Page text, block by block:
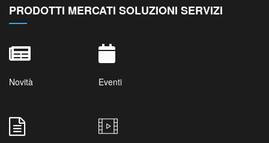
PRODOTTI MERCATI SOLUZIONI SERVIZI
Novità Eventi